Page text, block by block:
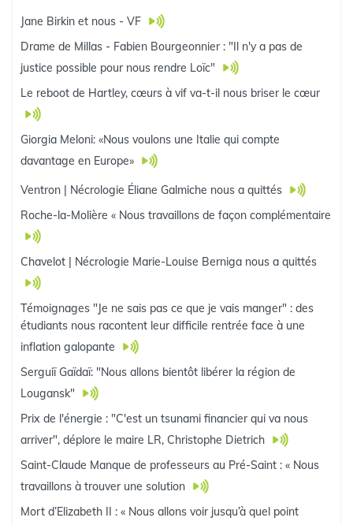
Jane Birkin et nous - VF
Drame de Millas - Fabien Bourgeonnier : "Il n'y a pas de
justice possible pour nous rendre Loïc"
Le reboot de Hartley, cœurs à vif va-t-il nous briser le cœur
Giorgia Meloni: «Nous voulons une Italie qui compte
davantage en Europe»
Ventron | Nécrologie Éliane Galmiche nous a quittés
Roche-la-Molière « Nous travaillons de façon complémentaire
Chavelot | Nécrologie Marie-Louise Berniga nous a quittés
Témoignages "Je ne sais pas ce que je vais manger" : des
étudiants nous racontent leur difficile rentrée face à une
inflation galopante
Serguiï Gaïdaï: "Nous allons bientôt libérer la région de
Lougansk"
Prix de l'énergie : "C'est un tsunami financier qui va nous
arriver", déplore le maire LR, Christophe Dietrich
Saint-Claude Manque de professeurs au Pré-Saint : « Nous
travaillons à trouver une solution
Mort d’Elizabeth II : « Nous allons voir jusqu’à quel point